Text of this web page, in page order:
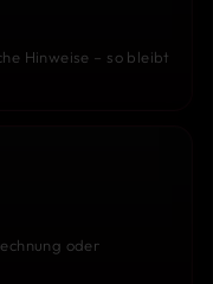
Hinweise – so bleibt
oder